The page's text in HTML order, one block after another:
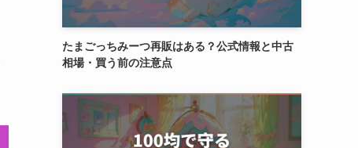
たまごっちみーつ再販はある？公式情報と中古
相場・買う前の注意点